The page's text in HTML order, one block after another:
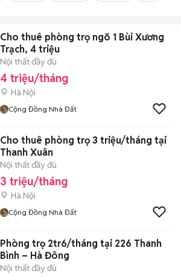
Cho thuê phòng trọ ngõ 1 Bùi Xương
Trạch, 4 triệu
Nội thất đầy đủ
4 triệu/tháng
Hà Nội
Cộng Đồng Nhà Đất
Cho thuê phòng trọ 3 triệu/tháng tại
Thanh Xuân
Nội thất đầy đủ
3 triệu/tháng
Hà Nội
Cộng Đồng Nhà Đất
Phòng trọ 2tr6/tháng tại 226 Thanh
Bình – Hà Đông
Nội thất đầy đủ